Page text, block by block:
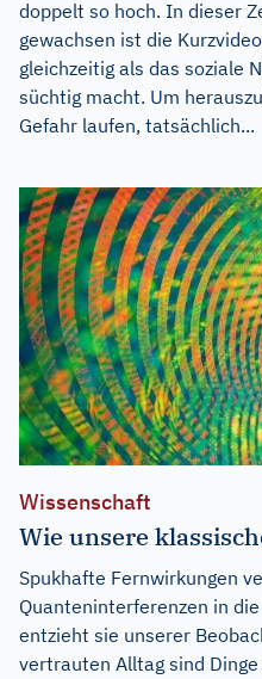
doppelt so hoch. In dieser
gewachsen ist die
gleichzeitig als das soziale
süchtig macht. Um
Gefahr laufen, tatsächlich...
Wissenschaft
Wie unsere
Spukhafte Fernwirkungen
Quanteninterferenzen in
entzieht sie unserer
vertrauten Alltag sind